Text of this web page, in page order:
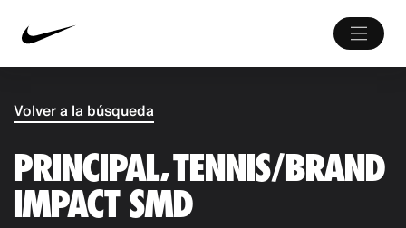
Volver a la búsqueda
PRINCIPAL, TENNIS/BRAND
IMPACT SMD